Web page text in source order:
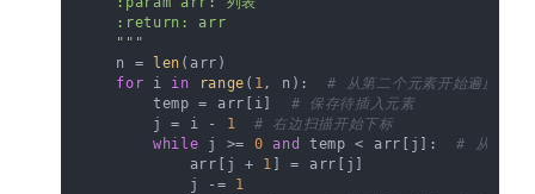
    :return: arr
    """
    n =
len (arr)
for i in range ( 1, n): # 从第二个元素开始遍历
        temp = arr[i]
# 保存待插入元素
        j = i -
1
# 右边扫描开始下标
while j >= 0 and temp < arr[j]: # 从右向
            arr[j +
1 ] = arr[j]
            j -=
1